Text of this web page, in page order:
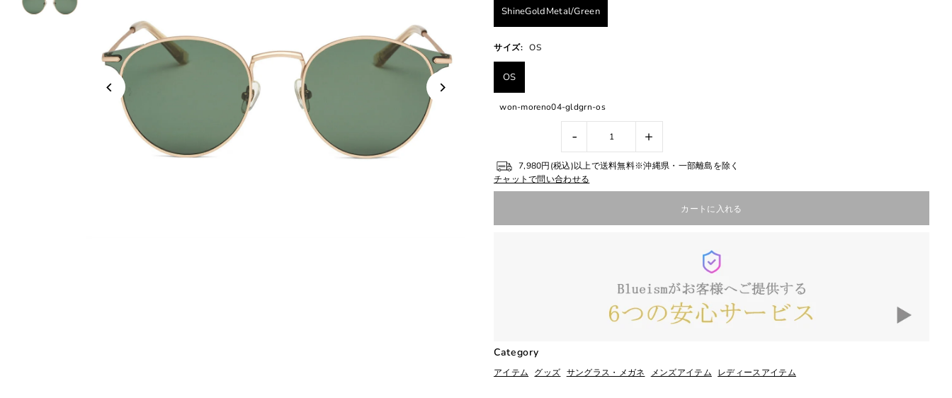
ShineGoldMetal/Green
サイズ: OS
OS
won-moreno04-gldgrn-os
- +
7,980円(税込)以上で送料無料※沖縄県・一部離島を除く
チャットで問い合わせる
Category
アイテム グッズ サングラス・メガネ メンズアイテム レディースアイテム